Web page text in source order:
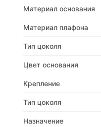
Материал основания
Материал плафона
Тип цоколя
Цвет основания
Крепление
Тип цоколя
Назначение